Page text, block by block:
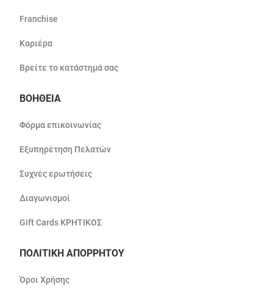
Franchise
Καριέρα
Βρείτε το κατάστημά σας
ΒΟΗΘΕΙΑ
Φόρμα επικοινωνίας
Εξυπηρέτηση Πελατών
Συχνές ερωτήσεις
Διαγωνισμοί
Gift Cards ΚΡΗΤΙΚΟΣ
ΠΟΛΙΤΙΚΗ ΑΠΟΡΡΗΤΟΥ
Όροι Χρήσης